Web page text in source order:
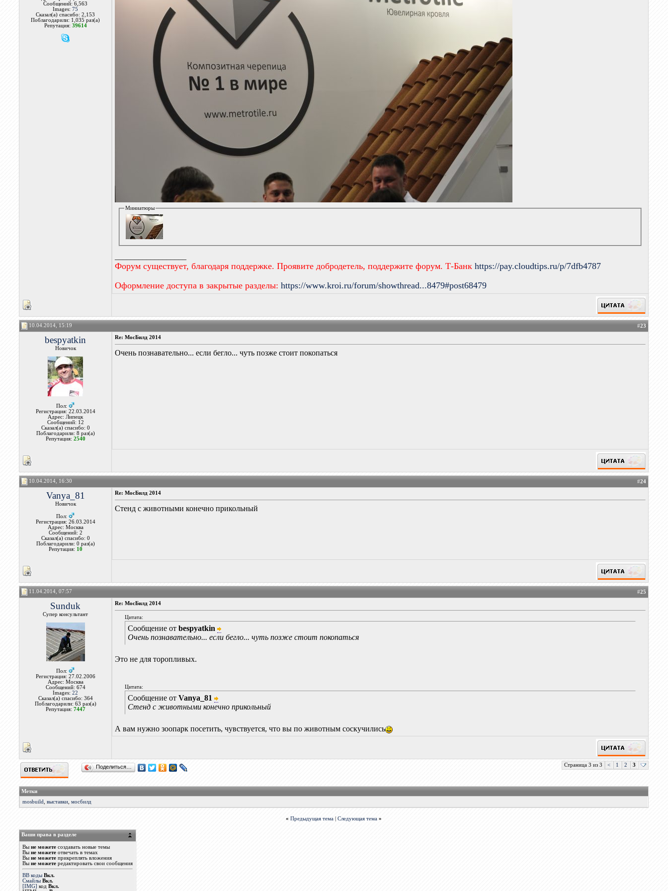
Сообщений: 6,563
Images:75
Сказал(а) спасибо: 2,153
Поблагодарили: 1,035 раз(а)
Репутация: 39614
Миниатюры
Форум существует, благодаря поддержке. Проявите добродетель, поддержите форум. Т-Банкhttps://pay.cloudtips.ru/p/7dfb4787
Оформление доступа в закрытые разделы:https://www.kroi.ru/forum/showthread...8479#post68479
10.04.2014, 15:19 #23
bespyatkin
Новичок
Пол:
Регистрация: 22.03.2014
Адрес: Липецк
Сообщений: 12
Сказал(а) спасибо: 0
Поблагодарили: 8 раз(а)
Репутация: 2540
Re: МосБилд 2014
Очень познавательно... если бегло... чуть позже стоит покопаться
10.04.2014, 16:30 #24
Vanya_81
Новичок
Пол:
Регистрация: 26.03.2014
Адрес: Москва
Сообщений: 2
Сказал(а) спасибо: 0
Поблагодарили: 0 раз(а)
Репутация: 10
Re: МосБилд 2014
Стенд с животными конечно прикольный
11.04.2014, 07:57 #25
Sunduk
Супер консультант
Пол:
Регистрация: 27.02.2006
Адрес: Москва
Сообщений: 674
Images:22
Сказал(а) спасибо: 364
Поблагодарили: 63 раз(а)
Репутация: 7447
Re: МосБилд 2014
Цитата:
Сообщение отbespyatkin
Очень познавательно... если бегло... чуть позже стоит покопаться
Это не для торопливых.
Цитата:
Сообщение отVanya_81
Стенд с животными конечно прикольный
А вам нужно зоопарк посетить, чувствуется, что вы по животным соскучились
Поделиться… Страница 3 из 3 < 1 2 3
Метки
mosbuild
,выставки ,мосбилд
« Предыдущая тема |Следующая тема »
Ваши права в разделе
Выне можете создавать новые темы
Выне можете отвечать в темах
Выне можете прикреплять вложения
Выне можете редактировать свои сообщения
BB коды Вкл.
Смайлы Вкл.
[IMG] кодВкл.